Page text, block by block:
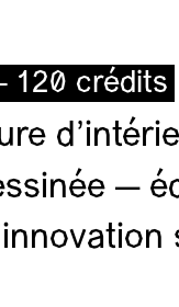
120 crédits
—